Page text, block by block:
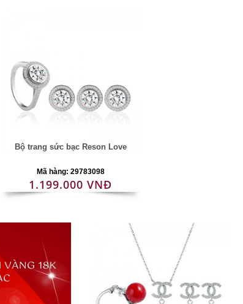
Bộ trang sức bạc Reson Love
Mã hàng: 29783098
1.199.000 VNĐ